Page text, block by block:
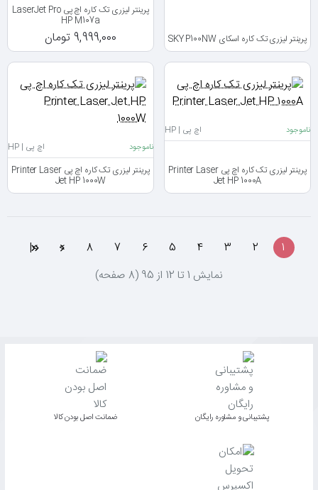
پرینتر لیزری تک کاره اسکای SKY P100NW
پرینتر لیزری تک کاره اچ پی LaserJet Pro
HP M107a
9,999,000 تومان
ناموجود اچ پی | HP
پرینتر لیزری تک کاره اچ پی Printer Laser
Jet HP 1000A
ناموجود اچ پی | HP
پرینتر لیزری تک کاره اچ پی Printer Laser
Jet HP 1000W
1
2
3
4
5
6
7
8
>
>|
نمايش 1 تا 12 از 95 (8 صفحه)
پشتیبانی و مشاوره رایگان ﺿﻤﺎﻧﺖ اﺻﻞ ﺑﻮدن ﮐﺎﻟﺎ